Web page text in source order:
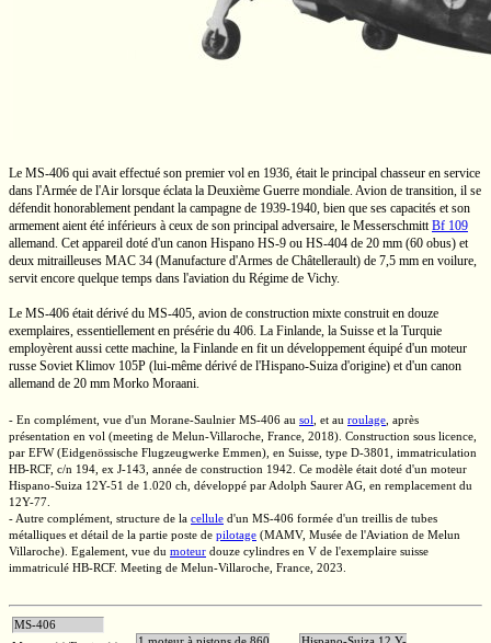
Le MS-406 qui avait effectué son premier vol en 1936, était le principal chasseur en service
dans l'Armée de l'Air lorsque éclata la Deuxième Guerre mondiale. Avion de transition, il se
défendit honorablement pendant la campagne de 1939-1940, bien que ses capacités et son
armement aient été inférieurs à ceux de son principal adversaire, le MesserschmittBf 109
allemand. Cet appareil doté d'un canon Hispano HS-9 ou HS-404 de 20 mm (60 obus) et
deux mitrailleuses MAC 34 (Manufacture d'Armes de Châtellerault) de 7,5 mm en voilure,
servit encore quelque temps dans l'aviation du Régime de Vichy.
Le MS-406 était dérivé du MS-405, avion de construction mixte construit en douze
exemplaires, essentiellement en présérie du 406. La Finlande, la Suisse et la Turquie
employèrent aussi cette machine, la Finlande en fit un développement équipé d'un moteur
russe Soviet Klimov 105P (lui-même dérivé de l'Hispano-Suiza d'origine) et d'un canon
allemand de 20 mm Morko Moraani.
- En complément, vue d'un Morane-Saulnier MS-406 au sol , et au roulage , après
présentation en vol (meeting de Melun-Villaroche, France, 2018). Construction sous licence,
par EFW (Eidgenössische Flugzeugwerke Emmen), en Suisse, type D-3801,
immatriculation
HB-RCF, c/n 194, ex J-143, année de construction 1942. Ce modèle était doté d'un moteur
Hispano-Suiza 12Y-51 de 1.020 ch, développé par Adolph Saurer AG, en remplacement du
12Y-77.
- Autre complément, structure de la cellule d'un MS-406 formée d'un treillis de tubes
métalliques et détail de la partie poste de pilotage (MAMV, Musée de l'Aviation de Melun
Villaroche). Egalement, vue du moteur douze cylindres en V de l'exemplaire suisse
immatriculé HB-RCF. Meeting de Melun-Villaroche, France, 2023.
MS-406